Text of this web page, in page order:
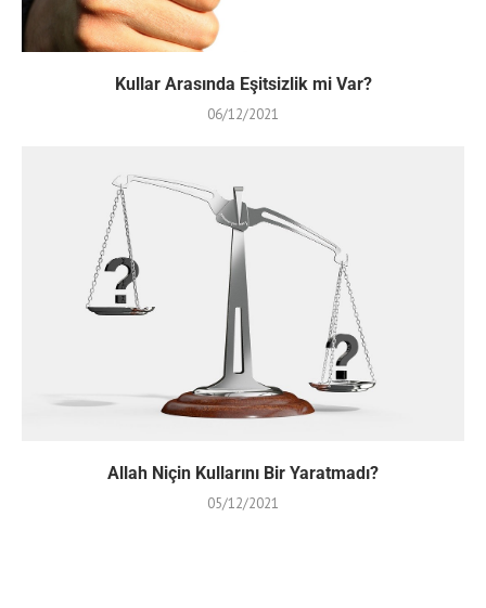
Kullar Arasında Eşitsizlik mi Var?
06/12/2021
Allah Niçin Kullarını Bir Yaratmadı?
05/12/2021